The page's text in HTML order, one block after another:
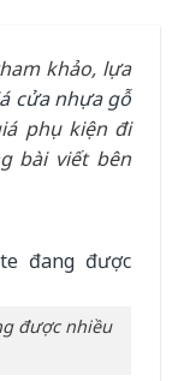
khảo, lựa
cửa nhựa gỗ
phụ kiện đi
bài viết bên
được nhiều